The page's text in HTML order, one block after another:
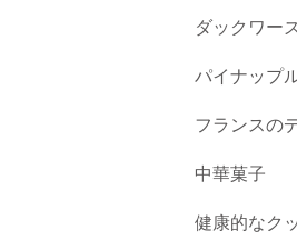
ダックワー
パイナップ
フランスの
中華菓子
健康的なク